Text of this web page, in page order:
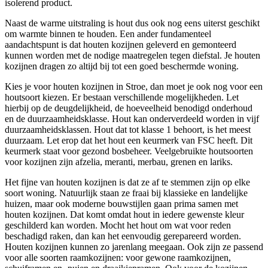
isolerend product.
Naast de warme uitstraling is hout dus ook nog eens uiterst geschikt
om warmte binnen te houden. Een ander fundamenteel
aandachtspunt is dat houten kozijnen geleverd en gemonteerd
kunnen worden met de nodige maatregelen tegen diefstal. Je houten
kozijnen dragen zo altijd bij tot een goed beschermde woning.
Kies je voor houten kozijnen in Stroe, dan moet je ook nog voor een
houtsoort kiezen. Er bestaan verschillende mogelijkheden. Let
hierbij op de deugdelijkheid, de hoeveelheid benodigd onderhoud
en de duurzaamheidsklasse. Hout kan onderverdeeld worden in vijf
duurzaamheidsklassen. Hout dat tot klasse 1 behoort, is het meest
duurzaam. Let erop dat het hout een keurmerk van FSC heeft. Dit
keurmerk staat voor gezond bosbeheer. Veelgebruikte houtsoorten
voor kozijnen zijn afzelia, meranti, merbau, grenen en lariks.
Het fijne van houten kozijnen is dat ze af te stemmen zijn op elke
soort woning. Natuurlijk staan ze fraai bij klassieke en landelijke
huizen, maar ook moderne bouwstijlen gaan prima samen met
houten kozijnen. Dat komt omdat hout in iedere gewenste kleur
geschilderd kan worden. Mocht het hout om wat voor reden
beschadigd raken, dan kan het eenvoudig gerepareerd worden.
Houten kozijnen kunnen zo jarenlang meegaan. Ook zijn ze passend
voor alle soorten raamkozijnen: voor gewone raamkozijnen,